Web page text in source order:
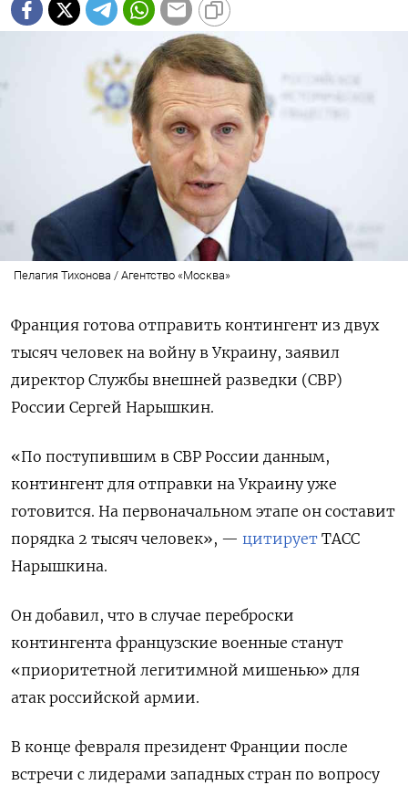
Пелагия Тихонова / Агентство «Москва»
Франция готова отправить контингент из двух
тысяч человек на войну в Украину, заявил
директор Службы внешней разведки (СВР)
России Сергей Нарышкин.
«По поступившим в СВР России данным,
контингент для отправки на Украину уже
готовится. На первоначальном этапе он составит
порядка 2 тысяч человек», — цитирует ТАСС
Нарышкина.
Он добавил, что в случае переброски
контингента французские военные станут
«приоритетной легитимной мишенью» для
атак российской армии.
В конце февраля президент Франции после
встречи с лидерами западных стран по вопросу